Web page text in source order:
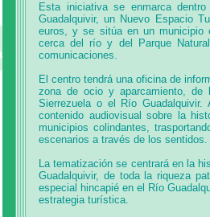
Esta iniciativa se enmarca
Guadalquivir, un Nuevo Espacio
euros, y se sitúa en un municipio
cerca del río y del Parque
comunicaciones.
El centro tendrá una oficina de
zona de ocio y aparcamiento, de
Sierrezuela o el Río
contenido audiovisual sobre la
municipios colindantes,
escenarios a través de los sentidos.
La tematización se centrará en la
Guadalquivir, de toda la riqueza
especial hincapié en el Río
estrategia turística.